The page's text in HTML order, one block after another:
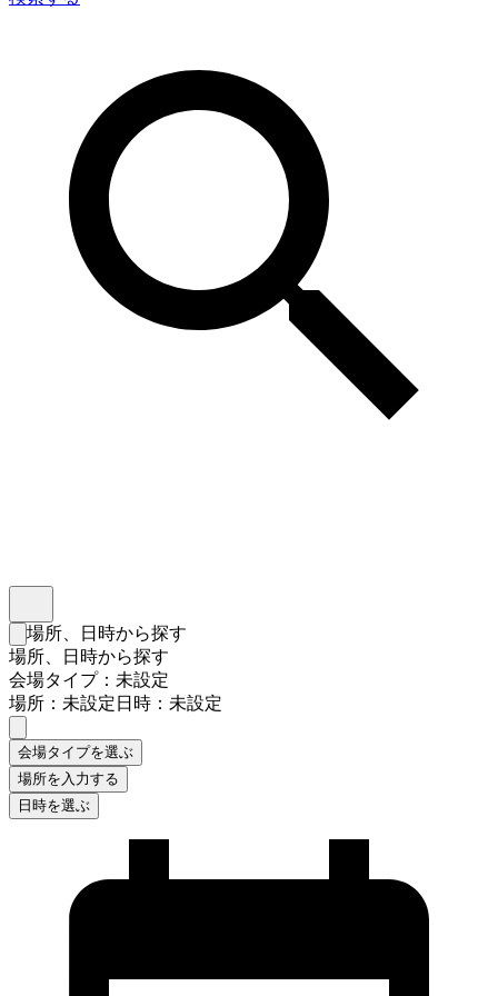
検索フォームを閉じる
場所、日時から探す
場所、日時から探す
会場タイプ：未設定
場所：未設定日時：未設定
会場タイプを選ぶ
場所を入力する
日時を選ぶ